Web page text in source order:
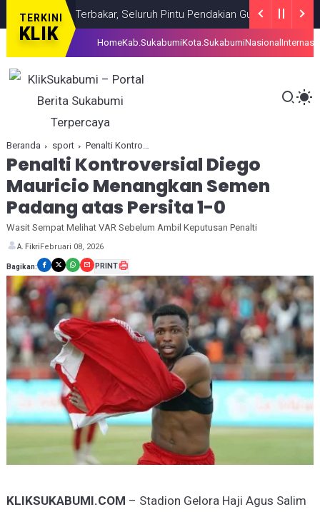
TERKINI
KLIK
Terbakar, Seluruh Pintu Pendakian Gunung Gede Pangrango
HomeKab.SukabumiKota.SukabumiNasional
Beranda sport Penalti Kontroversial Diego Mauricio Menangkan Semen Padang atas Persita 1-0
Penalti Kontroversial Diego
Mauricio Menangkan Semen
Padang atas Persita 1-0
Wasit Sempat Melihat VAR Sebelum Ambil Keputusan Penalti
A. FikriFebruari 08, 2026
Bagikan: PRINT
KLIKSUKABUMI.COM – Stadion Gelora Haji Agus Salim